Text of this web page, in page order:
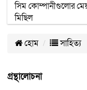
সিম কোম্পানীগুলোর
মিছিল
হোম সাহিত্য
গ্রন্থালোচনা